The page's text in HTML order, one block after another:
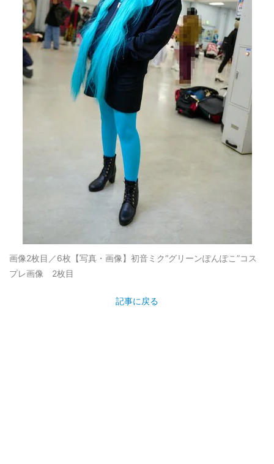
画像2枚目／6枚 【写真・画像】初音ミク“グリーンぽんぽこ”コス
プレ画像 2枚目
記事に戻る